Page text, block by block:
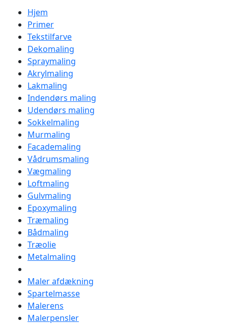
Hjem
Primer
Tekstilfarve
Dekomaling
Spraymaling
Akrylmaling
Lakmaling
Indendørs maling
Udendørs maling
Sokkelmaling
Murmaling
Facademaling
Vådrumsmaling
Vægmaling
Loftmaling
Gulvmaling
Epoxymaling
Træmaling
Bådmaling
Træolie
Metalmaling
Maler afdækning
Spartelmasse
Malerens
Malerpensler